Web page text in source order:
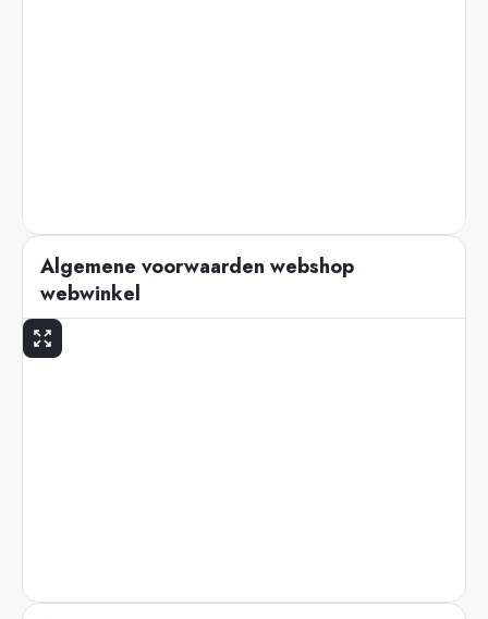
Algemene voorwaarden webshop
webwinkel